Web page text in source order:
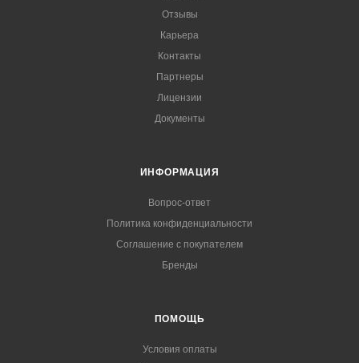
Отзывы
Карьера
Контакты
Партнеры
Лицензии
Документы
ИНФОРМАЦИЯ
Вопрос-ответ
Политика конфиденциальности
Соглашение с покупателем
Бренды
ПОМОЩЬ
Условия оплаты